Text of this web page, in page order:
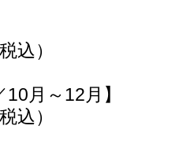
込）
10月～12月】
込）